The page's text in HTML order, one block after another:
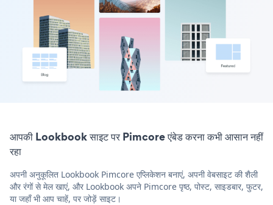
आपकी Lookbook साइट पर Pimcore एंबेड करना कभी आसान नहीं
रहा
अपनी अनुकूलित Lookbook Pimcore एप्लिकेशन बनाएं, अपनी वेबसाइट की शैली
और रंगों से मेल खाएं, और Lookbook अपने Pimcore पृष्ठ, पोस्ट, साइडबार, फुटर,
या जहाँ भी आप चाहें, पर जोड़ें साइट।